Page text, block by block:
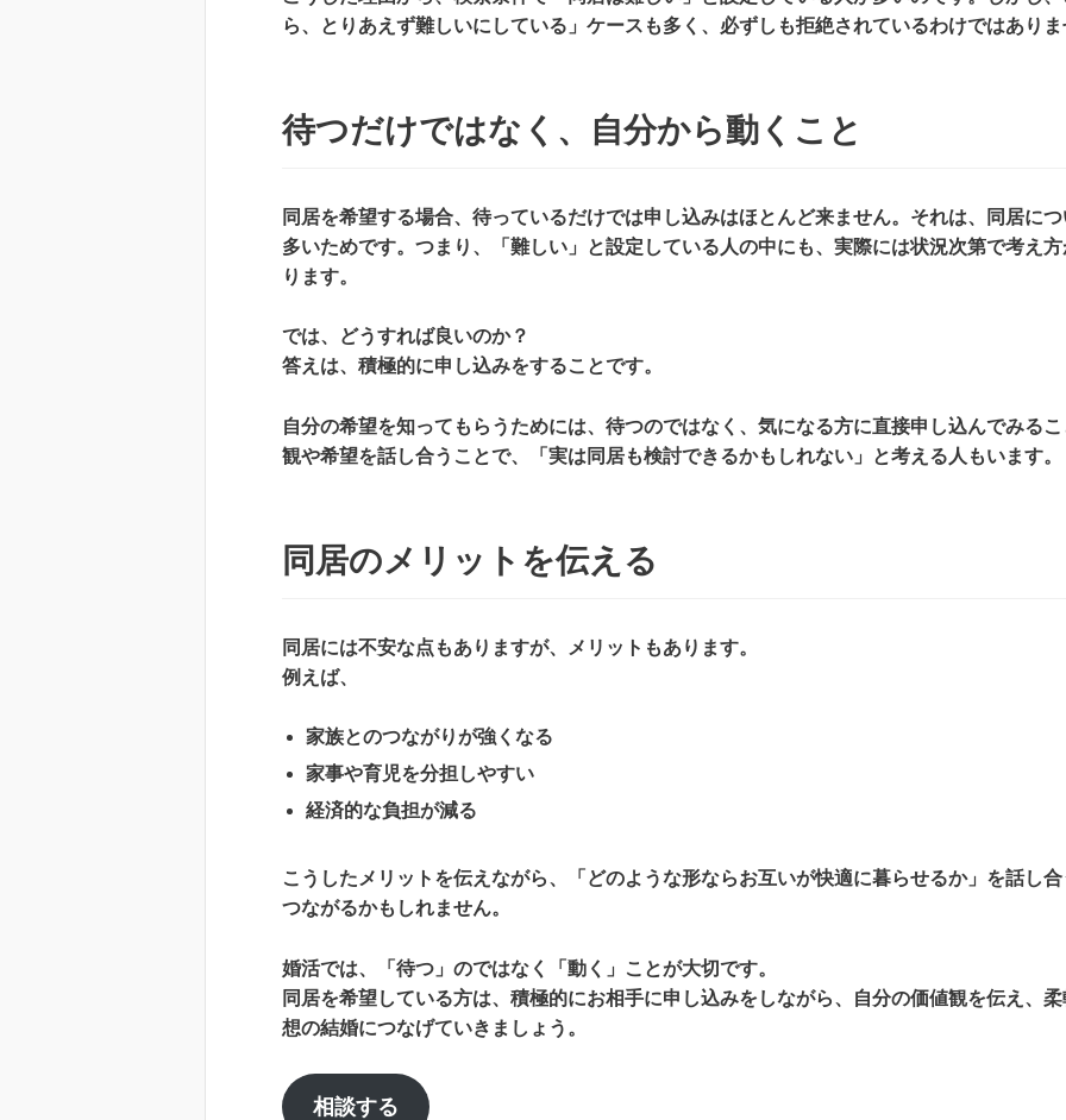
ら、とりあえず難しいにしている」ケースも多く、必ずしも拒絶されているわけではあり
待つだけではなく、自分から動くこと
同居を希望する場合、待っているだけでは申し込みはほとんど来ません。それは、同居に
多いためです。つまり、「難しい」と設定している人の中にも、実際には状況次第で考え
ります。
では、どうすれば良いのか？
答えは、積極的に申し込みをすることです。
自分の希望を知ってもらうためには、待つのではなく、気になる方に直接申し込んでみる
観や希望を話し合うことで、「実は同居も検討できるかもしれない」と考える人もいます。
同居のメリットを伝える
同居には不安な点もありますが、メリットもあります。
例えば、
家族とのつながりが強くなる
家事や育児を分担しやすい
経済的な負担が減る
こうしたメリットを伝えながら、「どのような形ならお互いが快適に暮らせるか」を話し
つながるかもしれません。
婚活では、「待つ」のではなく「動く」ことが大切です。
同居を希望している方は、積極的にお相手に申し込みをしながら、自分の価値観を伝え、
想の結婚につなげていきましょう。
相談する